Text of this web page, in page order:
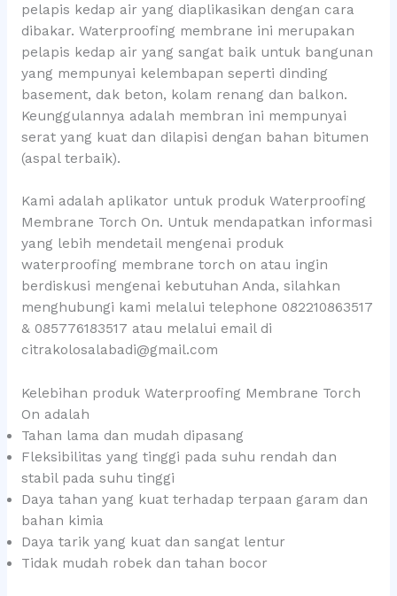
pelapis kedap air yang diaplikasikan dengan cara
dibakar. Waterproofing membrane ini merupakan
pelapis kedap air yang sangat baik untuk bangunan
yang mempunyai kelembapan seperti dinding
basement, dak beton, kolam renang dan balkon.
Keunggulannya adalah membran ini mempunyai
serat yang kuat dan dilapisi dengan bahan bitumen
(aspal terbaik).
Kami adalah aplikator untuk produk Waterproofing
Membrane Torch On. Untuk mendapatkan informasi
yang lebih mendetail mengenai produk
waterproofing membrane torch on atau ingin
berdiskusi mengenai kebutuhan Anda, silahkan
menghubungi kami melalui telephone 082210863517
& 085776183517 atau melalui email di
citrakolosalabadi@gmail.com
Kelebihan produk Waterproofing Membrane Torch
On adalah
Tahan lama dan mudah dipasang
Fleksibilitas yang tinggi pada suhu rendah dan
stabil pada suhu tinggi
Daya tahan yang kuat terhadap terpaan garam dan
bahan kimia
Daya tarik yang kuat dan sangat lentur
Tidak mudah robek dan tahan bocor